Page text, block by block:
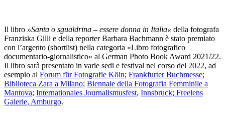
Il libro »Santa o sgualdrina – essere donna in Italia« della fotografa
Franziska Gilli e della reporter Barbara Bachmann è stato premiato
con l’argento (shortlist) nella categoria »Libro fotografico
documentario-giornalistico« al German Photo Book Award 2021/22.
Il libro sarà presentato in varie sedi e festival nel corso del 2022, ad
esempio al Forum für Fotografie Köln; Frankfurter Buchmesse;
Biblioteca Zara a Milano; Biennale della Fotografia Femminile a
Mantova; Internationales Journalismusfest, Innsbruck; Freelens
Galerie, Amburgo.